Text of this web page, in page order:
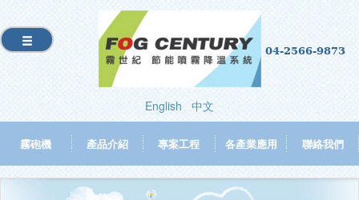
04-2566-9873
English 中文
霧砲機 產品介紹 專案工程 各產業應用 聯絡我們